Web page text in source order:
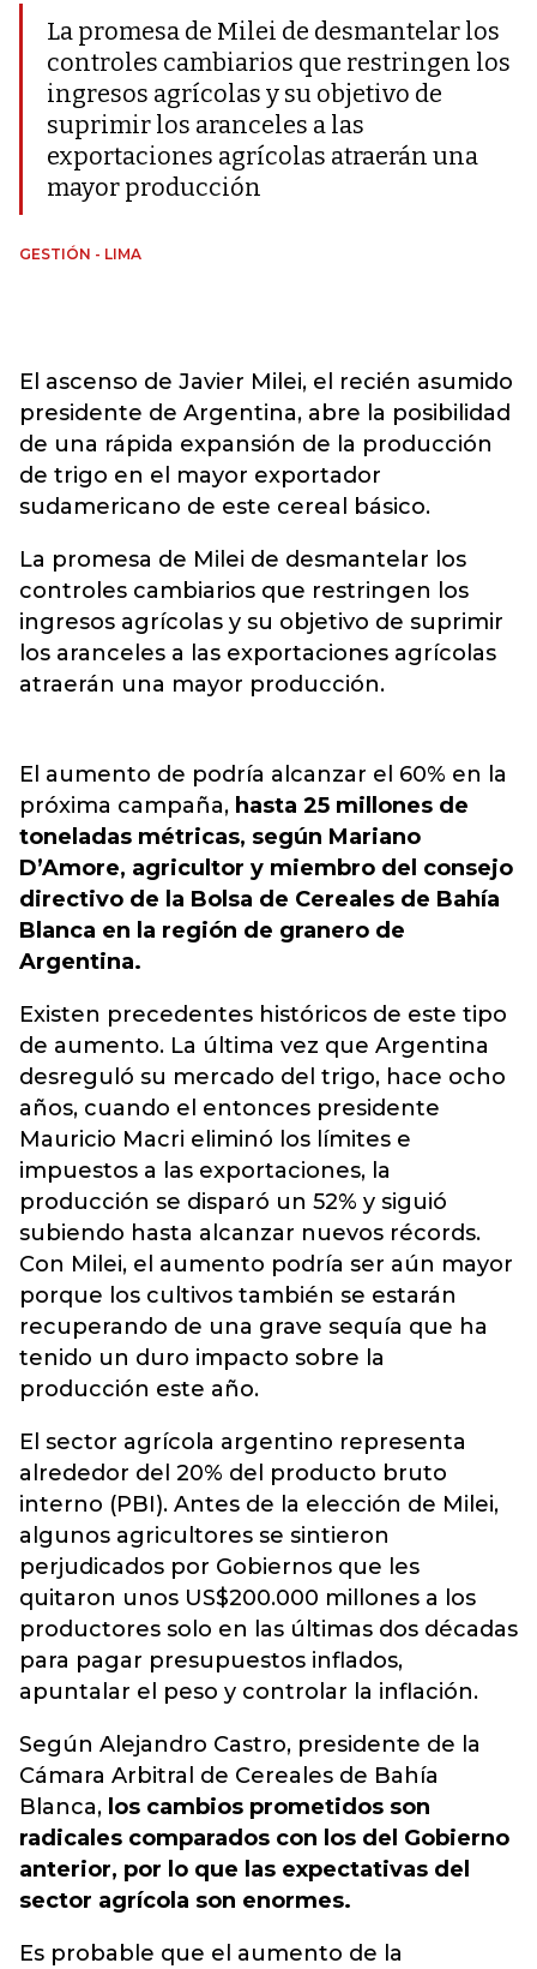
La promesa de Milei de desmantelar los
controles cambiarios que restringen los
ingresos agrícolas y su objetivo de
suprimir los aranceles a las
exportaciones agrícolas atraerán una
mayor producción
GESTIÓN - LIMA
El ascenso de Javier Milei, el recién asumido
presidente de Argentina, abre la posibilidad
de una rápida expansión de la producción
de trigo en el mayor exportador
sudamericano de este cereal básico.
La promesa de Milei de desmantelar los
controles cambiarios que restringen los
ingresos agrícolas y su objetivo de suprimir
los aranceles a las exportaciones agrícolas
atraerán una mayor producción.
El aumento de podría alcanzar el 60% en la
próxima campaña, hasta 25 millones de
toneladas métricas, según Mariano
D’Amore, agricultor y miembro del consejo
directivo de la Bolsa de Cereales de Bahía
Blanca en la región de granero de
Argentina.
Existen precedentes históricos de este tipo
de aumento. La última vez que Argentina
desreguló su mercado del trigo, hace ocho
años, cuando el entonces presidente
Mauricio Macri eliminó los límites e
impuestos a las exportaciones, la
producción se disparó un 52% y siguió
subiendo hasta alcanzar nuevos récords.
Con Milei, el aumento podría ser aún mayor
porque los cultivos también se estarán
recuperando de una grave sequía que ha
tenido un duro impacto sobre la
producción este año.
El sector agrícola argentino representa
alrededor del 20% del producto bruto
interno (PBI). Antes de la elección de Milei,
algunos agricultores se sintieron
perjudicados por Gobiernos que les
quitaron unos US$200.000 millones a los
productores solo en las últimas dos décadas
para pagar presupuestos inflados,
apuntalar el peso y controlar la inflación.
Según Alejandro Castro, presidente de la
Cámara Arbitral de Cereales de Bahía
Blanca, los cambios prometidos son
radicales comparados con los del Gobierno
anterior, por lo que las expectativas del
sector agrícola son enormes.
Es probable que el aumento de la